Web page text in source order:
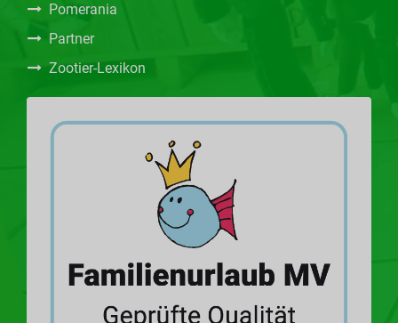
Pomerania
Partner
Zootier-Lexikon